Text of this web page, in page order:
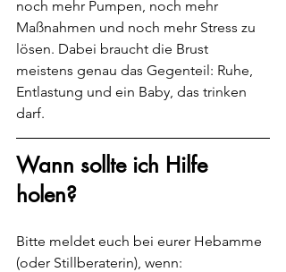
noch mehr Pumpen, noch mehr
Maßnahmen und noch mehr Stress zu
lösen. Dabei braucht die Brust
meistens genau das Gegenteil: Ruhe,
Entlastung und ein Baby, das trinken
darf.
Wann sollte ich Hilfe
holen?
Bitte meldet euch bei eurer Hebamme
(oder Stillberaterin), wenn: